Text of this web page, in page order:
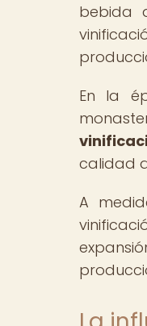
bebida
En la
calidad
A